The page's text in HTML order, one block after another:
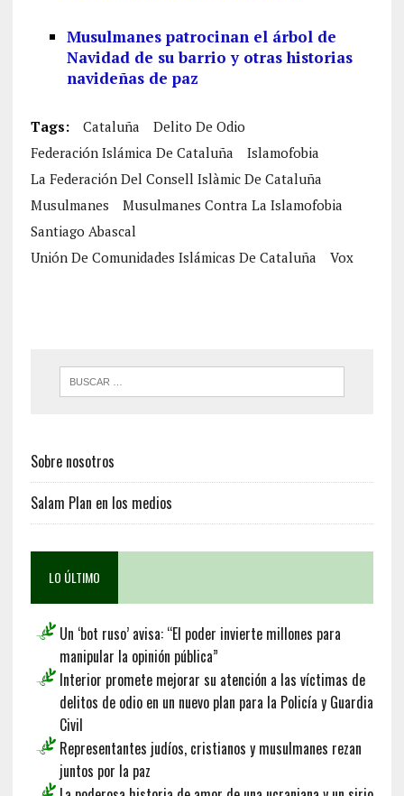
Musulmanes patrocinan el árbol de
Navidad de su barrio y otras historias
navideñas de paz
Tags: Cataluña
Delito De Odio
Federación Islámica De Cataluña
Islamofobia
La Federación Del Consell Islàmic De Cataluña
Musulmanes
Musulmanes Contra La Islamofobia
Santiago Abascal
Unión De Comunidades Islámicas De Cataluña
Vox
Sobre nosotros
Salam Plan en los medios
LO ÚLTIMO
Un ‘bot ruso’ avisa: “El poder invierte millones para
manipular la opinión pública”
Interior promete mejorar su atención a las víctimas de
delitos de odio en un nuevo plan para la Policía y Guardia
Civil
Representantes judíos, cristianos y musulmanes rezan
juntos por la paz